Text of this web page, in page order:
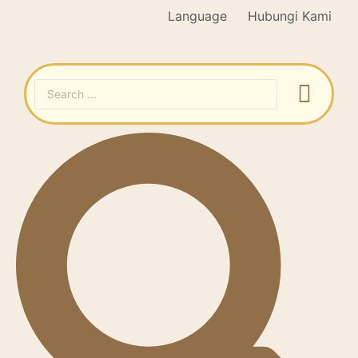
Language Hubungi Kami